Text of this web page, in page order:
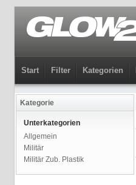
Start Filter Kategorien
Kategorie
Unterkategorien
Allgemein
Militär
Militär Zub. Plastik